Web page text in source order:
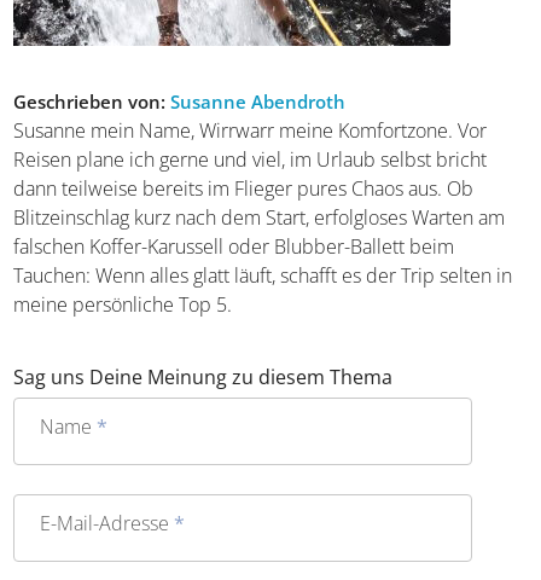
Geschrieben von:Susanne Abendroth
Susanne mein Name, Wirrwarr meine Komfortzone. Vor
Reisen plane ich gerne und viel, im Urlaub selbst bricht
dann teilweise bereits im Flieger pures Chaos aus. Ob
Blitzeinschlag kurz nach dem Start, erfolgloses Warten am
falschen Koffer-Karussell oder Blubber-Ballett beim
Tauchen: Wenn alles glatt läuft, schafft es der Trip selten in
meine persönliche Top 5.
Sag uns Deine Meinung zu diesem Thema
Name *
E-Mail-Adresse *